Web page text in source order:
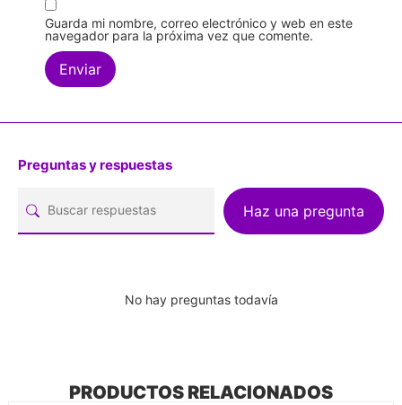
Guarda mi nombre, correo electrónico y web en este
navegador para la próxima vez que comente.
Preguntas y respuestas
Haz una pregunta
No hay preguntas todavía
PRODUCTOS RELACIONADOS